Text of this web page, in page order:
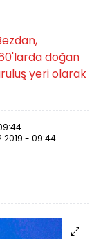
doğan
yeri olarak
- 09:44